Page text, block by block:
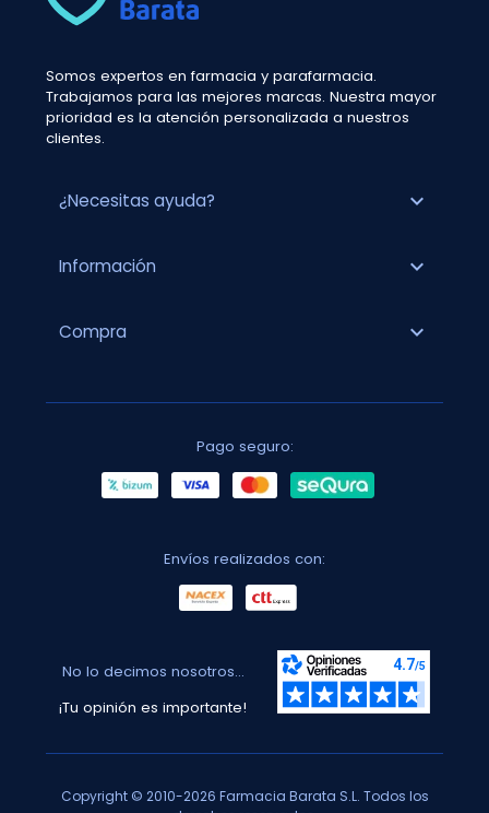
Somos expertos en farmacia y parafarmacia.
Trabajamos para las mejores marcas. Nuestra mayor
prioridad es la atención personalizada a nuestros
clientes.
¿Necesitas ayuda? expand_more
Información expand_more
Compra expand_more
Pago seguro:
Envíos realizados con:
No lo decimos nosotros...
¡Tu opinión es importante!
Copyright © 2010-2026 Farmacia Barata S.L. Todos los